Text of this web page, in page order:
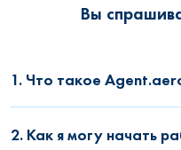
Вы
1. Что такое
2. Как я могу начать